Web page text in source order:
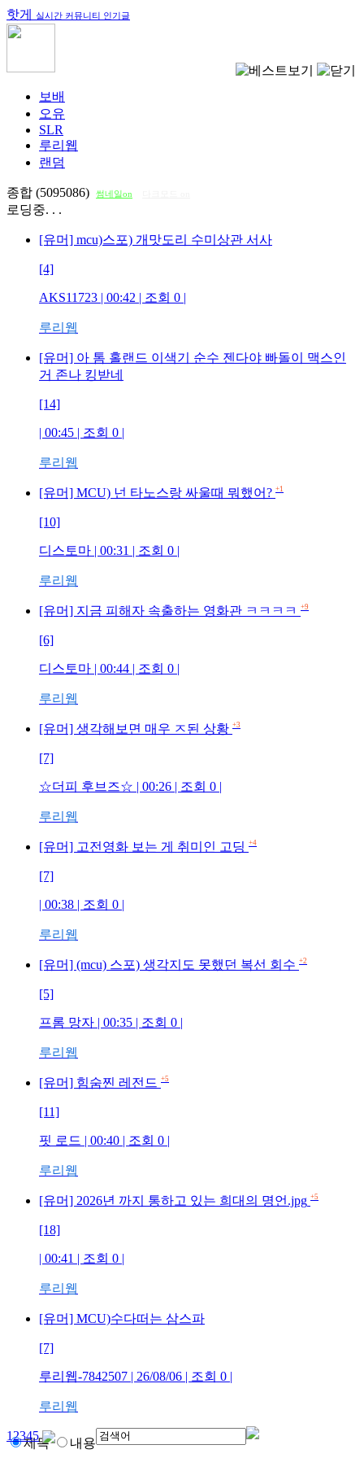
핫게 실시간 커뮤니티 인기글
보배
오유
SLR
루리웹
랜덤
종합 (5095086) 썸네일on
로딩중. . .
[유머] mcu)스포) 개맛도리 수미상관 서사
[4]
AKS11723 | 00:42 | 조회 0 |
루리웹
[유머] 아 톰 홀랜드 이색기 순수 젠다야 빠돌이 맥스인
거 존나 킹받네
[14]
| 00:45 | 조회 0 |
루리웹
[유머] MCU) 넌 타노스랑 싸울때 뭐했어? +1
[10]
디스토마 | 00:31 | 조회 0 |
루리웹
[유머] 지금 피해자 속출하는 영화관 ㅋㅋㅋㅋ +9
[6]
디스토마 | 00:44 | 조회 0 |
루리웹
[유머] 생각해보면 매우 ㅈ된 상황 +3
[7]
☆더피 후브즈☆ | 00:26 | 조회 0 |
루리웹
[유머] 고전영화 보는 게 취미인 고딩 +4
[7]
| 00:38 | 조회 0 |
루리웹
[유머] (mcu) 스포) 생각지도 못했던 복선 회수 +2
[5]
프롬 망자 | 00:35 | 조회 0 |
루리웹
[유머] 힘숨찐 레전드 +5
[11]
핏 로드 | 00:40 | 조회 0 |
루리웹
[유머] 2026년 까지 통하고 있는 희대의 명언.jpg +5
[18]
| 00:41 | 조회 0 |
루리웹
[유머] MCU)수다떠는 삼스파
[7]
루리웹-7842507 | 26/08/06 | 조회 0 |
루리웹
12345
제목 내용